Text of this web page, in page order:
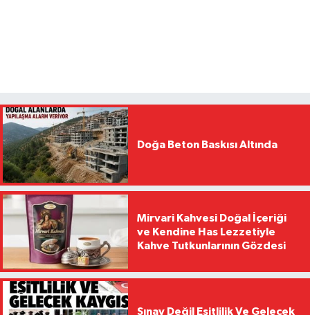
Doğa Beton Baskısı Altında
Mirvari Kahvesi Doğal İçeriği
ve Kendine Has Lezzetiyle
Kahve Tutkunlarının Gözdesi
Sınav Değil Eşitlilik Ve Gelecek